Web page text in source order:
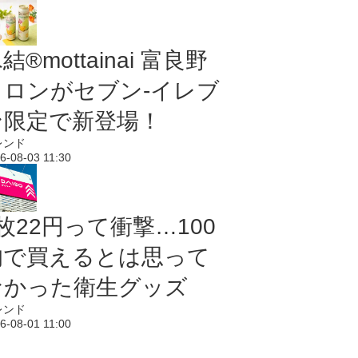
®mottainai 富良野
ンがセブン‐イレブ
定で新登場！
ンド
08-03 11:30
22円って衝撃…100
買えるとは思って
った衛生グッズ
ンド
08-01 11:00